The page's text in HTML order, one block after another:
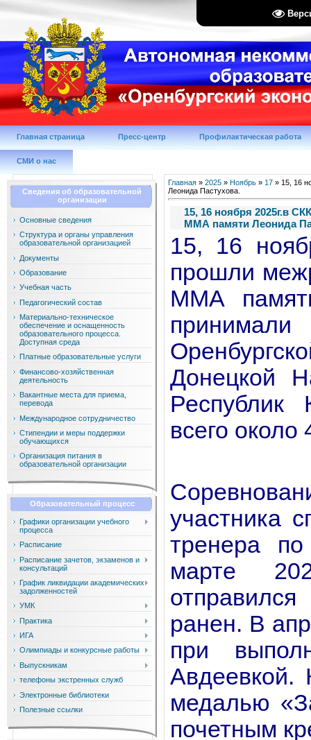
Главная страница Пресс-центр Профилактическая работа
СМИ о нас
Сведения об образовательной
организации
Основные сведения
Структура и органы управления
образовательной организацией
Документы
Образование
Учебная часть
Педагогический состав
Материально-техническое
обеспечение и оснащенность
образовательного процесса.
Доступная среда
Платные образовательные услуги
Финансово-хозяйственная
деятельность
Вакантные места для приема,
перевода
Международное сотрудничество
Стипендии и меры поддержки
обучающихся
Организация питания в
образовательной организации
Образовательный процесс
Графики организации учебного
процесса
Расписание
Расписание зачетов, экзаменов и
консультаций
График ликвидации академических
задолженностей
УМК
Практика
ИГА
Олимпиады и конкурсные работы
Выпускникам
телефоны экстренных служб
Электронные библиотеки
Полезные ссылки
Главная » 2025 » Ноябрь » 17 » 15, 16
Леонида Пастухова.
15, 16 ноября 2025г.в
ММА памяти Леонида
15, 16
прошли
ММА
Донецкой
Республик
всего около
участника
тренера
марте
ранен. В
при
Авдеевкой.
медалью
почетным